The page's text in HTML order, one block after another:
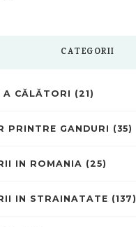
CATEGORII
A CĂLĂTORI (21)
PRINTRE GANDURI (35)
IN ROMANIA (25)
IN STRAINATATE (137)